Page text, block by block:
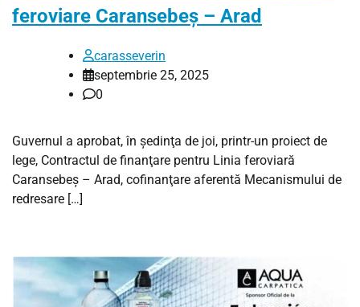
feroviare Caransebeș – Arad
carasseverin
septembrie 25, 2025
0
Guvernul a aprobat, în şedinţa de joi, printr-un proiect de
lege, Contractul de finanţare pentru Linia feroviară
Caransebeş – Arad, cofinanţare aferentă Mecanismului de
redresare […]